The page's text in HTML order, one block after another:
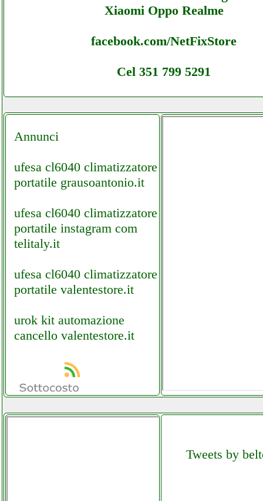
Xiaomi Oppo Realme
facebook.com/NetFixStore
Cel 351 799 5291
Annunci
ufesa cl6040 climatizzatore
portatile grausoantonio.it
ufesa cl6040 climatizzatore
portatile instagram com
telitaly.it
ufesa cl6040 climatizzatore
portatile valentestore.it
urok kit automazione
cancello valentestore.it
Tweets by